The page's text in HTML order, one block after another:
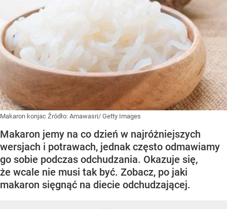
Makaron konjac Źródło: Amawasri/ Getty Images
Makaron jemy na co dzień w najróżniejszych
wersjach i potrawach, jednak często odmawiamy
go sobie podczas odchudzania. Okazuje się,
że wcale nie musi tak być. Zobacz, po jaki
makaron sięgnąć na diecie odchudzającej.